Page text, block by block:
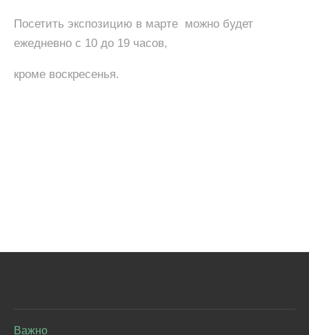
Посетить экспозицию в марте можно будет
ежедневно с 10 до 19 часов,
кроме воскресенья.
Важно